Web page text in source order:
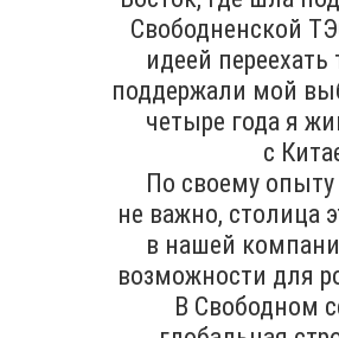
Свободненской
идеей переехать
поддержали мой
четыре года я
с
По своему опыту
не важно, столица
в нашей
возможности для
В Свободном